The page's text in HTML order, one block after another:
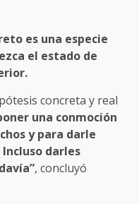
es una especie
el estado de
concreta y real
una conmoción
y para darle
darles
, concluyó